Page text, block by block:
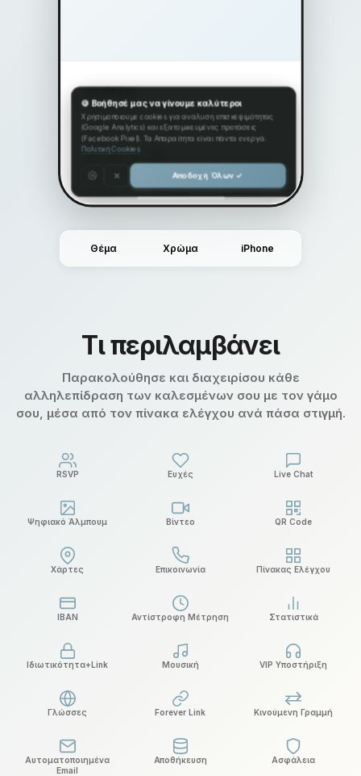
Θέμα Χρώμα iPhone
Τι περιλαμβάνει
Παρακολούθησε και διαχειρίσου κάθε
αλληλεπίδραση των καλεσμένων σου με τον γάμο
σου, μέσα από τον πίνακα ελέγχου ανά πάσα στιγμή.
RSVP Ευχές Live Chat
Ψηφιακό Άλμπουμ Βίντεο QR Code
Χάρτες Επικοινωνία Πίνακας Ελέγχου
IBAN Αντίστροφη Μέτρηση Στατιστικά
Ιδιωτικότητα+Link Μουσική VIP Υποστήριξη
Γλώσσες Forever Link Κινούμενη Γραμμή
Αυτοματοποιημένα
Email
Αποθήκευση Ασφάλεια